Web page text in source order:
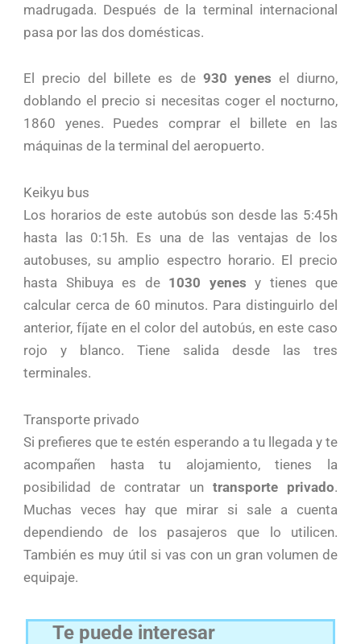
madrugada. Después de la terminal internacional
pasa por las dos domésticas.
El precio del billete es de 930 yenes el diurno,
doblando el precio si necesitas coger el nocturno,
1860 yenes. Puedes comprar el billete en las
máquinas de la terminal del aeropuerto.
Keikyu bus
Los horarios de este autobús son desde las 5:45h
hasta las 0:15h. Es una de las ventajas de los
autobuses, su amplio espectro horario. El precio
hasta Shibuya es de 1030 yenes y tienes que
calcular cerca de 60 minutos. Para distinguirlo del
anterior, fíjate en el color del autobús, en este caso
rojo y blanco. Tiene salida desde las tres
terminales.
Transporte privado
Si prefieres que te estén esperando a tu llegada y te
acompañen hasta tu alojamiento, tienes la
posibilidad de contratar un transporte privado.
Muchas veces hay que mirar si sale a cuenta
dependiendo de los pasajeros que lo utilicen.
También es muy útil si vas con un gran volumen de
equipaje.
Te puede interesar